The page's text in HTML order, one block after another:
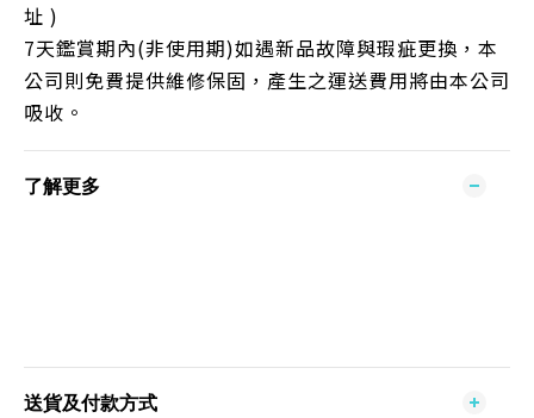
址 )
7天鑑賞期內(非使用期)如遇新品故障與瑕疵更換，本
公司則免費提供維修保固，產生之運送費用將由本公司
吸收。
了解更多
送貨及付款方式